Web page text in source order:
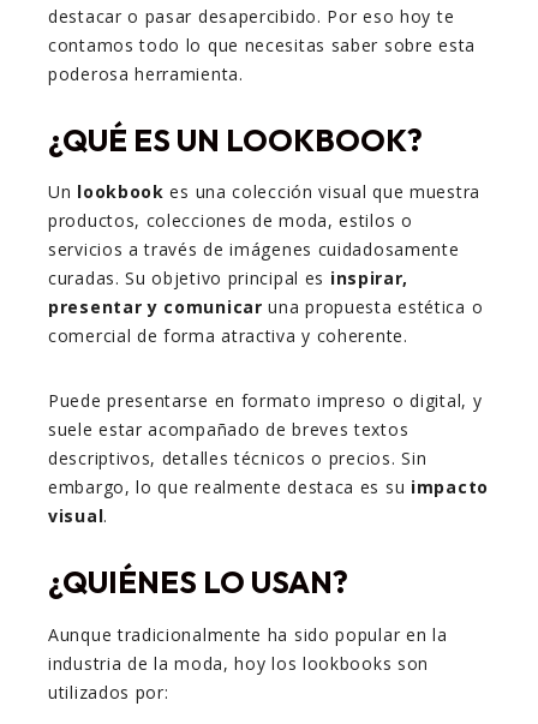
destacar o pasar desapercibido. Por eso hoy te
contamos todo lo que necesitas saber sobre esta
poderosa herramienta.
¿QUÉ ES UN LOOKBOOK?
Un lookbook es una colección visual que muestra
productos, colecciones de moda, estilos o
servicios a través de imágenes cuidadosamente
curadas. Su objetivo principal es inspirar,
presentar y comunicar una propuesta estética o
comercial de forma atractiva y coherente.
Puede presentarse en formato impreso o digital, y
suele estar acompañado de breves textos
descriptivos, detalles técnicos o precios. Sin
embargo, lo que realmente destaca es su impacto
visual.
¿QUIÉNES LO USAN?
Aunque tradicionalmente ha sido popular en la
industria de la moda, hoy los lookbooks son
utilizados por: